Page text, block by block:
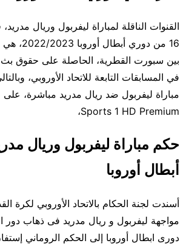
القنوات الناقلة لمباراة ليفربول وريال
16 من دوري
بين سبورت القطرية، الحاصلة على حقوق بث
في المسابقات التابعة للاتحاد الأوروبي،
Sports 1 HD Premium،
حكم مباراة ليفربول وريال
أبطال أوروبا
أسندت لجنة الحكام بالاتحاد الأوروبي لكرة
دورى ابطال أوروبا إلى الحكم الروماني